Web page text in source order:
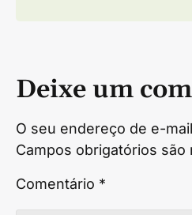
Deixe um
O seu endereço de e-
Campos obrigatórios são
Comentário *